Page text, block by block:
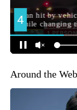
Around the Web